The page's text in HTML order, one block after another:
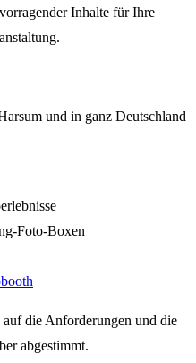
Inhalte für Ihre
und in ganz Deutschland
Foto-Boxen
die Anforderungen und die
abgestimmt.